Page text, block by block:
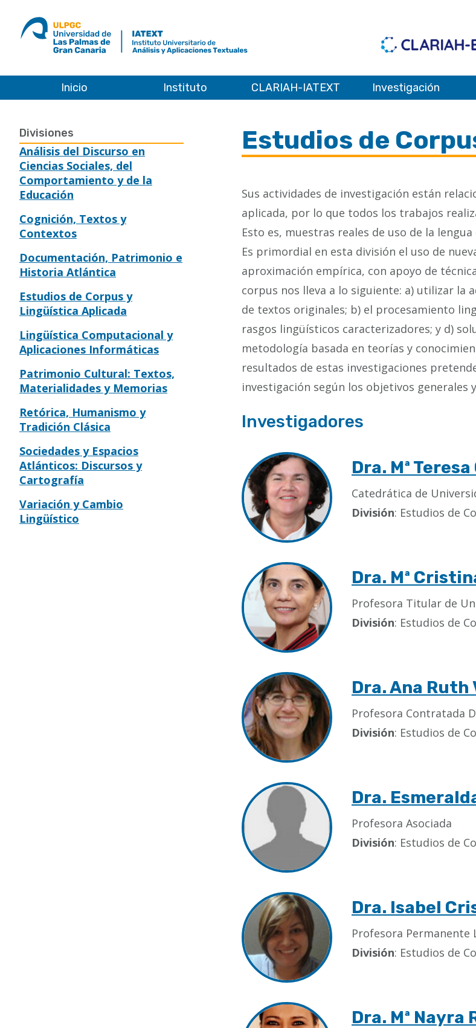
ULPGC
al
inicio
IATEXT
Inicio Instituto CLARIAH-IATEXT Investigación
Divisiones
Análisis del Discurso en
Ciencias Sociales, del
Comportamiento y de la
Educación
Cognición, Textos y
Contextos
Documentación, Patrimonio e
Historia Atlántica
Estudios de Corpus y
Lingüística Aplicada
Lingüística Computacional y
Aplicaciones Informáticas
Patrimonio Cultural: Textos,
Materialidades y Memorias
Retórica, Humanismo y
Tradición Clásica
Sociedades y Espacios
Atlánticos: Discursos y
Cartografía
Variación y Cambio
Lingüístico
Estudios de
Sus actividades de investigación están
aplicada, por lo que todos los trabajos
Esto es, muestras reales de uso de la
Es primordial en esta división el uso de
aproximación empírica, con apoyo de
corpus nos lleva a lo siguiente: a) utilizar la
de textos originales; b) el procesamiento
rasgos lingüísticos caracterizadores; y d)
metodología basada en teorías y
resultados de estas investigaciones
investigación según los objetivos generales
Investigadores
Dra. Mª
Catedrática de
División: Estudios de
Dra. Mª
Profesora Titular de
División: Estudios de
Dra. Ana
Profesora Contratada
División: Estudios de
Dra.
Profesora Asociada
División: Estudios de
Dra. Isabel
Profesora Permanente
División: Estudios de
Dra. Mª